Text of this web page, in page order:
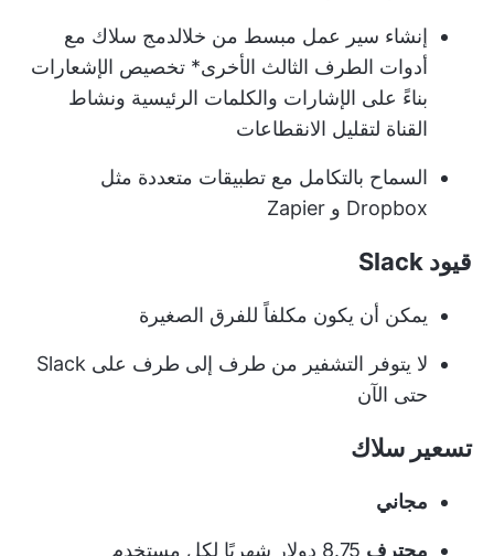
إنشاء سير عمل مبسط من خلالدمج سلاك مع
أدوات الطرف الثالث الأخرى* تخصيص الإشعارات
بناءً على الإشارات والكلمات الرئيسية ونشاط
القناة لتقليل الانقطاعات
السماح بالتكامل مع تطبيقات متعددة مثل
Dropbox و Zapier
قيود Slack
يمكن أن يكون مكلفاً للفرق الصغيرة
لا يتوفر التشفير من طرف إلى طرف على Slack
حتى الآن
تسعير سلاك
مجاني
محترف